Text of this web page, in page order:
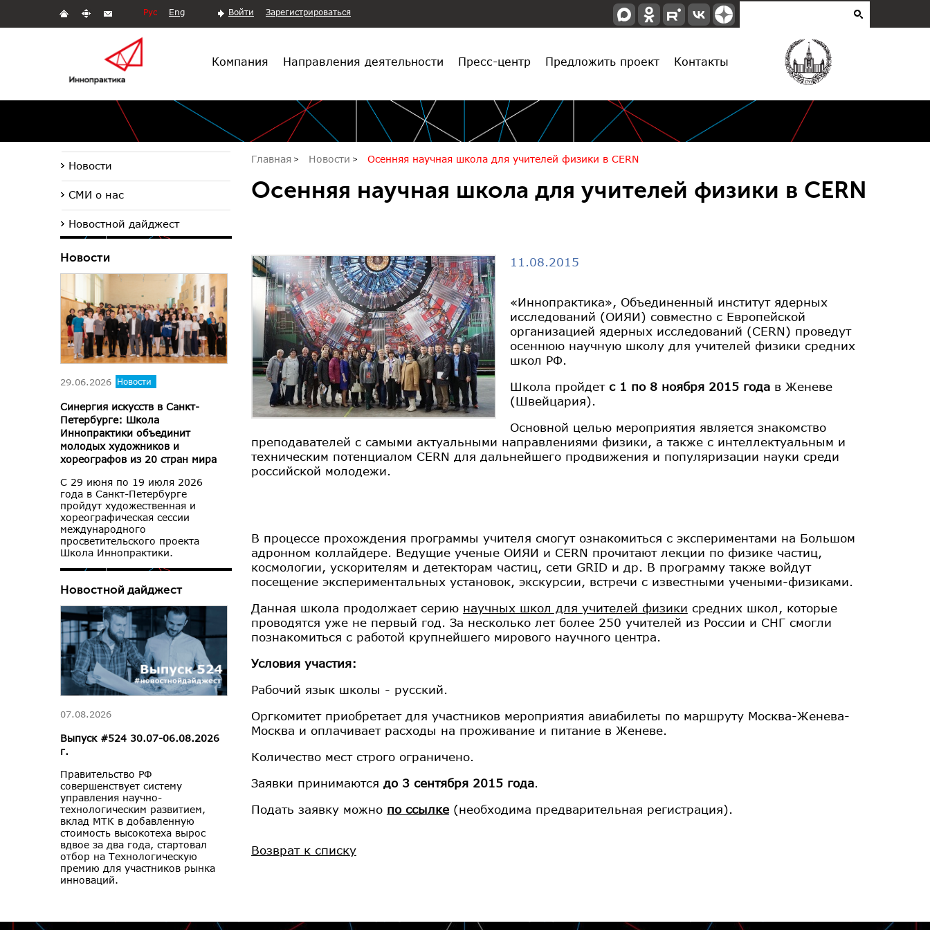
Рус Eng Войти Зарегистрироваться
Компания Направления деятельности Пресс-центр Предложить проект Контакты
Главная Новости Осенняя научная школа для учителей физики в CERN
Осенняя научная школа для учителей физики в CERN
11.08.2015
«Иннопрактика», Объединенный институт ядерных
исследований (ОИЯИ) совместно с Европейской
организацией ядерных исследований (CERN) проведут
осеннюю научную школу для учителей физики средних
школ РФ.
Школа пройдет с 1 по 8 ноября 2015 года в Женеве
(Швейцария).
Основной целью мероприятия является знакомство
преподавателей с самыми актуальными направлениями физики, а также с интеллектуальным и
техническим потенциалом CERN для дальнейшего продвижения и популяризации науки среди
российской молодежи.
В процессе прохождения программы учителя смогут ознакомиться с экспериментами на Большом
адронном коллайдере. Ведущие ученые ОИЯИ и CERN прочитают лекции по физике частиц,
космологии, ускорителям и детекторам частиц, сети GRID и др. В программу также войдут
посещение экспериментальных установок, экскурсии, встречи с известными учеными-физиками.
Данная школа продолжает серию научных школ для учителей физики средних школ, которые
проводятся уже не первый год. За несколько лет более 250 учителей из России и СНГ смогли
познакомиться с работой крупнейшего мирового научного центра.
Условия участия:
Рабочий язык школы - русский.
Оргкомитет приобретает для участников мероприятия авиабилеты по маршруту Москва-Женева-
Москва и оплачивает расходы на проживание и питание в Женеве.
Количество мест строго ограничено.
Заявки принимаются до 3 сентября 2015 года.
Подать заявку можно по ссылке(необходима предварительная регистрация).
Возврат к списку
Новости
СМИ о нас
Новостной дайджест
Новости
29.06.2026 Новости
Синергия искусств в Санкт-
Петербурге: Школа
Иннопрактики объединит
молодых художников и
хореографов из 20 стран мира
С 29 июня по 19 июля 2026
года в Санкт-Петербурге
пройдут художественная и
хореографическая сессии
международного
просветительского проекта
Школа Иннопрактики.
Новостной дайджест
07.08.2026
Выпуск #524 30.07-06.08.2026
г.
Правительство РФ
совершенствует систему
управления научно-
технологическим развитием,
вклад МТК в добавленную
стоимость высокотеха вырос
вдвое за два года, стартовал
отбор на Технологическую
премию для участников рынка
инноваций.